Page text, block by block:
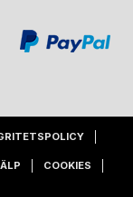
COOKIES